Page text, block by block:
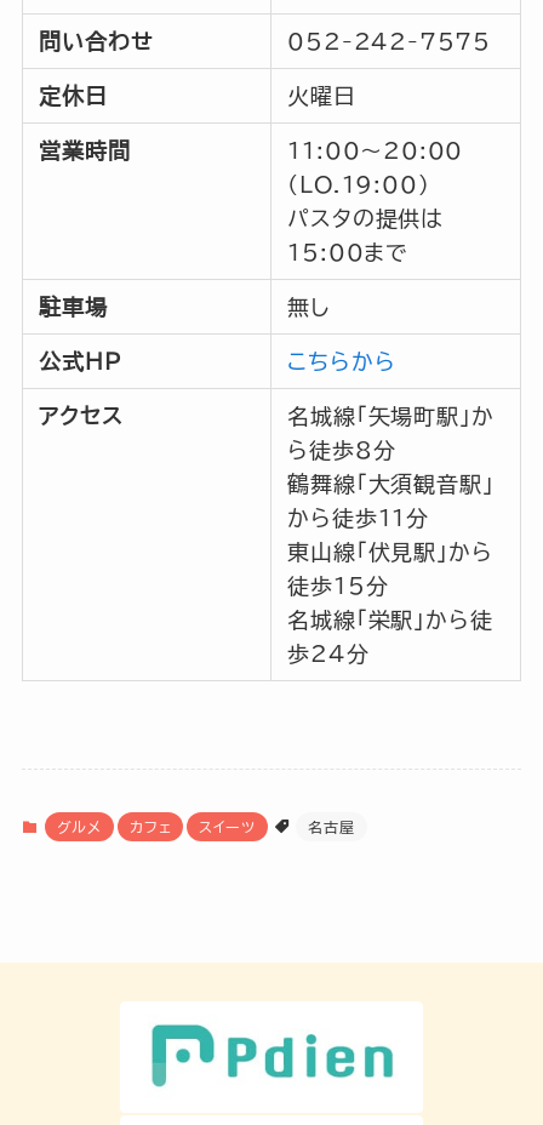
問い合わせ 052-242-7575
定休日 火曜日
営業時間
11:00～20:00
(LO.19:00)
パスタの提供は
15:00まで
駐車場 無し
公式HP こちらから
アクセス
名城線「矢場町駅」か
ら徒歩8分
鶴舞線「大須観音駅」
から徒歩11分
東山線「伏見駅」から
徒歩15分
名城線「栄駅」から徒
歩24分
グルメ カフェ スイーツ 名古屋